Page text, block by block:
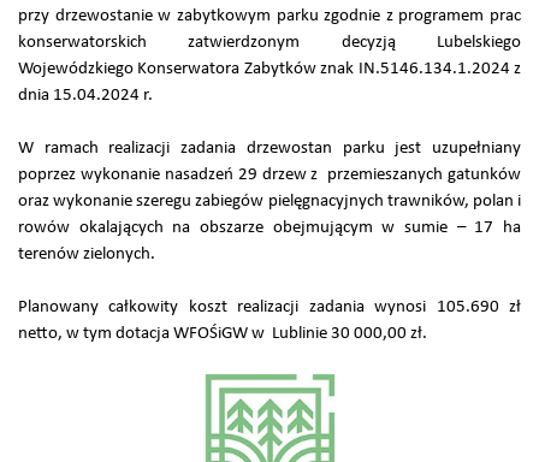
przy drzewostanie w zabytkowym parku zgodnie z programem prac
konserwatorskich zatwierdzonym decyzją Lubelskiego
Wojewódzkiego Konserwatora Zabytków znak IN.5146.134.1.2024 z
dnia 15.04.2024 r.
W ramach realizacji zadania drzewostan parku jest uzupełniany
poprzez wykonanie nasadzeń 29 drzew z przemieszanych gatunków
oraz wykonanie szeregu zabiegów pielęgnacyjnych trawników, polan i
rowów okalających na obszarze obejmującym w sumie – 17 ha
terenów zielonych.
Planowany całkowity koszt realizacji zadania wynosi 105.690 zł
netto, w tym dotacja WFOŚiGW w Lublinie 30 000,00 zł.